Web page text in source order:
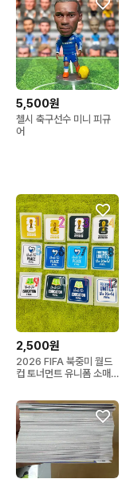
5,500원
첼시 축구선수 미니 피규
어
2,500원
2026 FIFA 북중미 월드
컵 토너먼트 유니폼 소매